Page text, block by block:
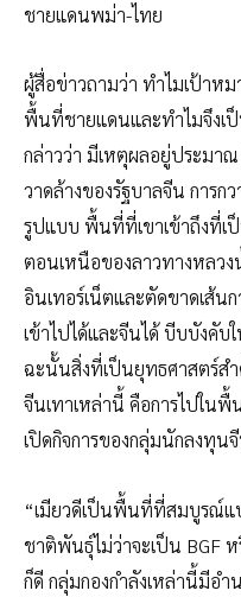
ชายแดนพม่า-ไทย
ผู้สื่อข่าวถามว่า ทำไมเป้าห
พื้นที่ชายแดนและทำไมจึงเ
กล่าวว่า มีเหตุผลอยู่ประมา
วาดล้างของรัฐบาลจีน การ
รูปแบบ พื้นที่ที่เขาเข้าถึงที่เ
ตอนเหนือของลาวทางหลว
อินเทอร์เน็ตและตัดขาดเส้น
เข้าไปได้และจีนได้ บีบบังคับ
ฉะนั้นสิ่งที่เป็นยุทธศาสตร์ส
จีนเทาเหล่านี้ คือการไปใน
เปิดกิจการของกลุ่มนักลงทุน
“เมียวดีเป็นพื้นที่ที่สมบูรณ์แ
ชาติพันธุ์ไม่ว่าจะเป็น BGF
ก็ดี กลุ่มกองกำลังเหล่านี้มีอ